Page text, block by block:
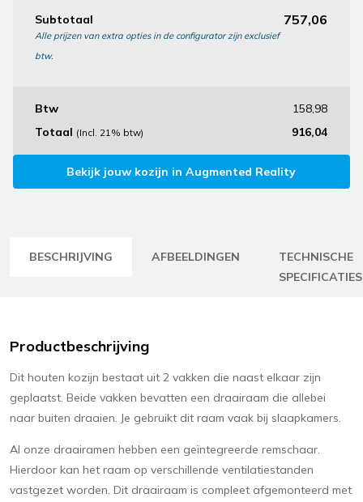
Subtotaal 757,06
Alle prijzen van extra opties in de configurator zijn exclusief
btw.
Btw
158,98
Totaal (Incl. 21% btw) 916,04
Bekijk jouw kozijn in Augmented Reality
BESCHRIJVING AFBEELDINGEN
TECHNISCHE
SPECIFICATIES
Productbeschrijving
Dit houten kozijn bestaat uit 2 vakken die naast elkaar zijn
geplaatst. Beide vakken bevatten een draairaam die allebei
naar buiten draaien. Je gebruikt dit raam vaak bij slaapkamers.
Al onze draairamen hebben een geïntegreerde remschaar.
Hierdoor kan het raam op verschillende ventilatiestanden
vastgezet worden. Dit draairaam is compleet afgemonteerd met